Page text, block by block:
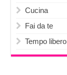
Cucina
Fai da te
Tempo libero